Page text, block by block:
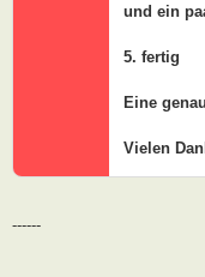
und ein
5. fertig
Eine
Vielen
------